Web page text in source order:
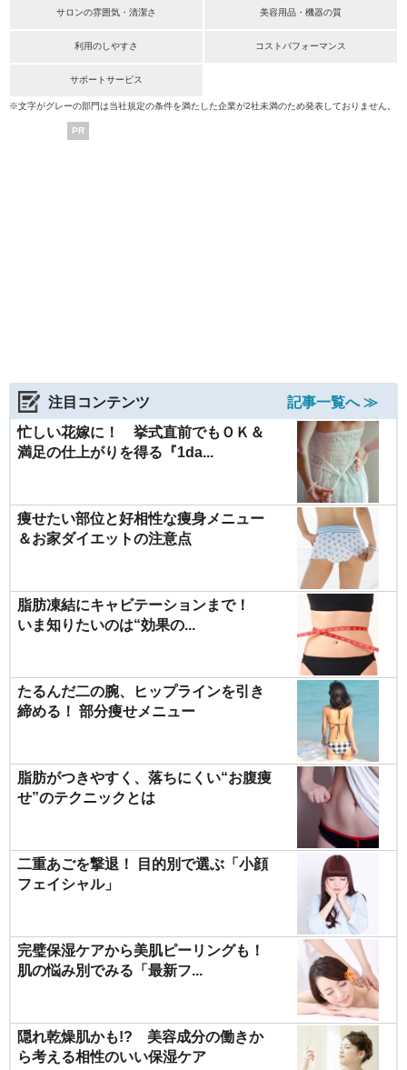
サロンの雰囲気・清潔さ 美容用品・機器の質
利用のしやすさ コストパフォーマンス
サポートサービス
※文字がグレーの部門は当社規定の条件を満たした企業が2社未満のため発表しておりません。
PR
注目コンテンツ
記事一覧へ ≫
忙しい花嫁に！ 挙式直前でもＯＫ＆
満足の仕上がりを得る『1da...
痩せたい部位と好相性な痩身メニュー
＆お家ダイエットの注意点
脂肪凍結にキャビテーションまで！
いま知りたいのは“効果の...
たるんだ二の腕、ヒップラインを引き
締める！ 部分痩せメニュー
脂肪がつきやすく、落ちにくい“お腹痩
せ”のテクニックとは
二重あごを撃退！ 目的別で選ぶ「小顔
フェイシャル」
完璧保湿ケアから美肌ピーリングも！
肌の悩み別でみる「最新フ...
隠れ乾燥肌かも!? 美容成分の働きか
ら考える相性のいい保湿ケア